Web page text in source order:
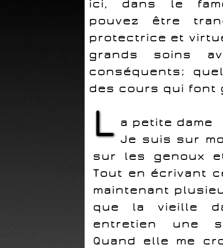
ici, dans le
pouvez être
protectrice et
grands soins
conséquents;
des cours qui font
L a petite dame
Je suis sur
sur les genoux
Tout en écrivant
maintenant
que la vieille
entretien une
Quand elle me